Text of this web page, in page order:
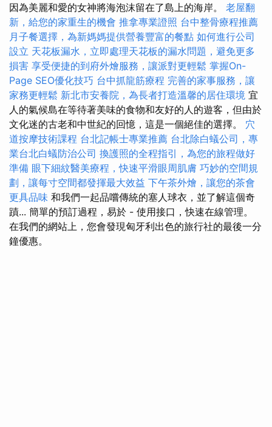
因為美麗和愛的女神將海泡沫留在了島上的海岸。 老屋翻
新，給您的家重生的機會 推拿專業證照 台中整骨療程推薦
月子餐選擇，為新媽媽提供營養豐富的餐點 如何進行公司
設立 天花板漏水，立即處理天花板的漏水問題，避免更多
損害 享受便捷的到府外燴服務，讓派對更輕鬆 掌握On-
Page SEO優化技巧 台中抓龍筋療程 完善的家事服務，讓
家務更輕鬆 新北市安養院，為長者打造溫馨的居住環境 宜
人的氣候島在等待著美味的食物和友好的人的遊客，但由於
文化迷的古老和中世紀的回憶，這是一個絕佳的選擇。 穴
道按摩技術課程 台北記帳士專業推薦 台北除白蟻公司，專
業台北白蟻防治公司 換護照的全程指引，為您的旅程做好
準備 眼下細紋醫美療程，快速平滑眼周肌膚 巧妙的空間規
劃，讓每寸空間都發揮最大效益 下午茶外燴，讓您的茶會
更具品味 和我們一起品嚐傳統的塞人球衣，並了解這個奇
蹟... 簡單的預訂過程，易於 - 使用接口，快速在線管理。
在我們的網站上，您會發現匈牙利出色的旅行社的最後一分
鐘優惠。